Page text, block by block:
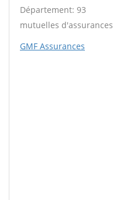
Département: 93
mutuelles d'assurances
GMF Assurances